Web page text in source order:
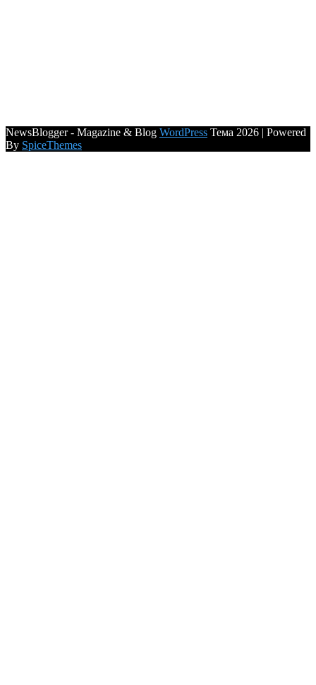
NewsBlogger - Magazine & Blog WordPress Тема 2026 | Powered
By SpiceThemes